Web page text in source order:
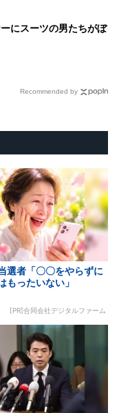
にスーツの男たちがぼ
Recommended by
選者「〇〇をやらずに
もったいない」
[PR]合同会社デジタルファーム